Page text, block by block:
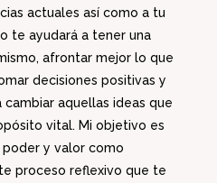
actuales así como a tu
te ayudará a tener una
afrontar mejor lo que
decisiones positivas y
cambiar aquellas ideas que
vital. Mi objetivo es
y valor como
proceso reflexivo que te